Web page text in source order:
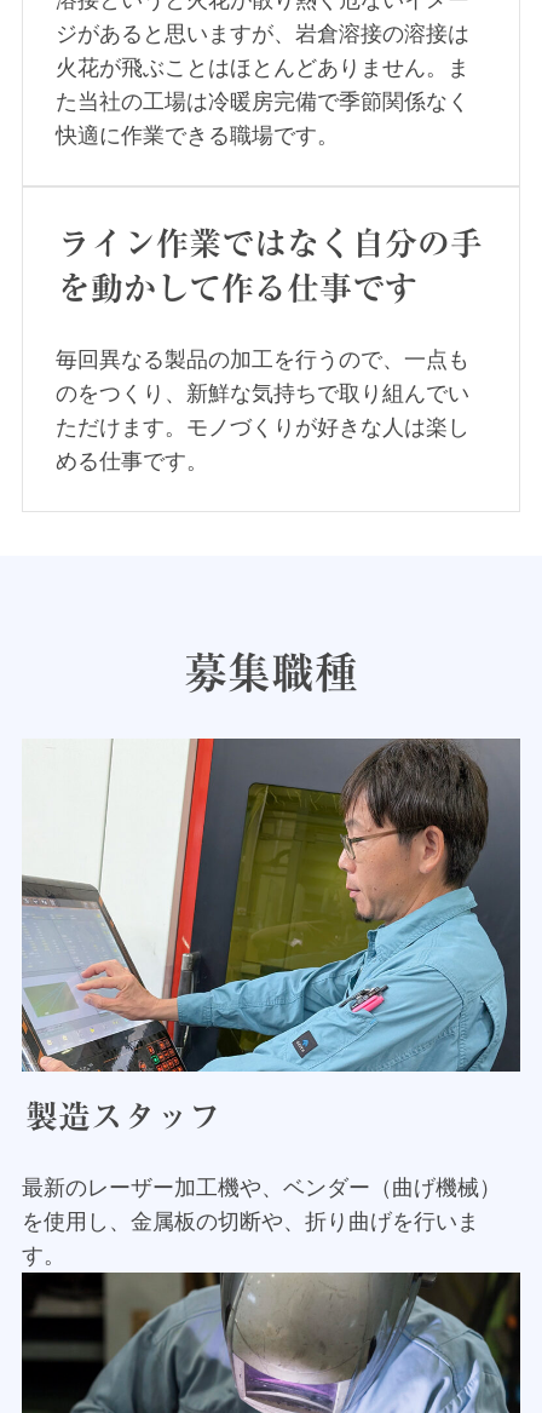
ジがあると思いますが、岩倉溶接の溶接は
火花が飛ぶことはほとんどありません。ま
た当社の工場は冷暖房完備で季節関係なく
快適に作業できる職場です。
ライン作業ではなく自分の手
を動かして作る仕事です
毎回異なる製品の加工を行うので、一点も
のをつくり、新鮮な気持ちで取り組んでい
ただけます。モノづくりが好きな人は楽し
める仕事です。
募集職種
製造スタッフ
最新のレーザー加工機や、ベンダー（曲げ機械）
を使用し、金属板の切断や、折り曲げを行いま
す。